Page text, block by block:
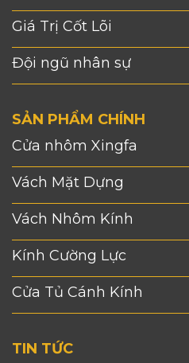
Giá Trị Cốt Lõi
Đội ngũ nhân sự
SẢN PHẨM CHÍNH
Cửa nhôm Xingfa
Vách Mặt Dựng
Vách Nhôm Kính
Kính Cường Lực
Cửa Tủ Cánh Kính
TIN TỨC